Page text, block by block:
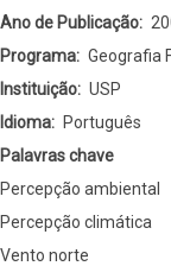
Ano de Publicação
Programa
Geografia
Instituição
USP
Idioma
Português
Palavras chave
Percepção ambiental
Percepção climática
Vento norte